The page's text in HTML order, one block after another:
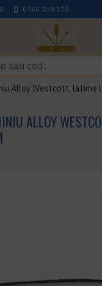
0740 230 170
Alloy Westcott, latime
ALLOY